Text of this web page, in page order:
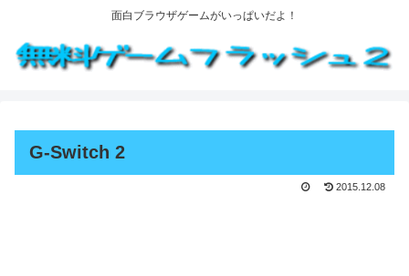
面白ブラウザゲームがいっぱいだよ！
G-Switch 2
2015.12.08